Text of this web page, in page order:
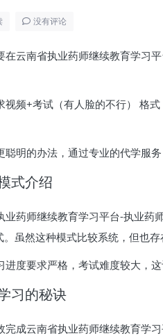
没有评论
在云南省执业药师继续教育学习
视频+考试（有人脸的不行） 格
聪明的办法，通过专业的代学服
式介绍
业药师继续教育学习平台-执业药
。虽然这种模式比较系统，但也
进度要求严格，考试难度较大，
习的秘诀
完成云南省执业药师继续教育学